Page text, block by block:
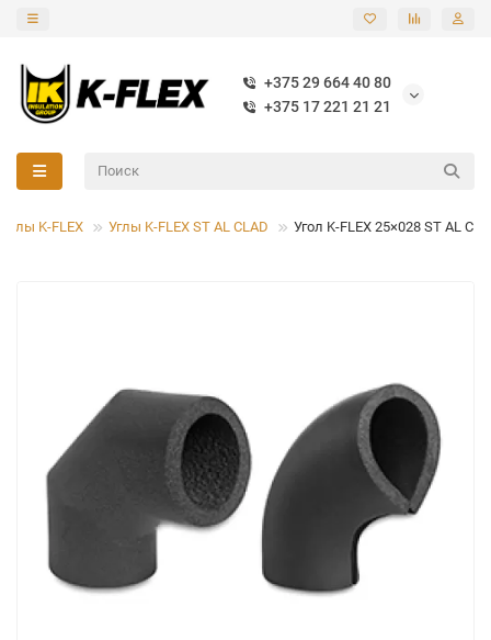
+375 29 664 40 80
+375 17 221 21 21
Углы K-FLEX Углы K-FLEX ST AL CLAD Угол K-FLEX 25×028 ST AL